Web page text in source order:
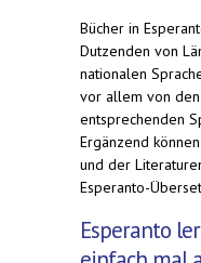
Bücher in
Dutzenden von
nationalen
vor allem von
entsprechenden
Ergänzend
und der
Esperanto-
Esperanto